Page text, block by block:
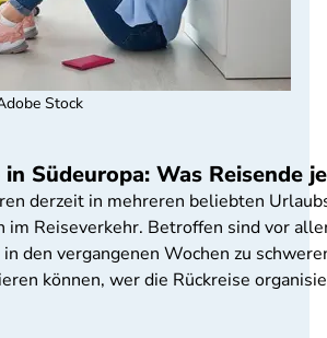
Südeuropa: Was Reisende
derzeit in mehreren beliebten
im Reiseverkehr. Betroffen sind vor
den vergangenen Wochen zu
können, wer die Rückreise
Stock